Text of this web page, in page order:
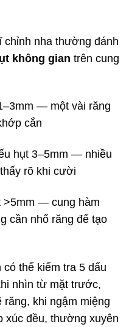
chỉnh nha thường đánh
không gian trên cung
— một vài răng
cắn
hụt 3–5mm — nhiều
rõ khi cười
>5mm — cung hàm
cần nhổ răng để tạo
thể kiểm tra 5 dấu
nhìn từ mặt trước,
răng, khi ngậm miệng
xúc đều, thường xuyên